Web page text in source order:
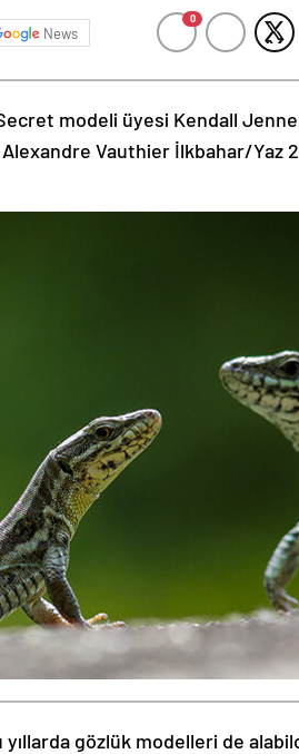
News
0
modeli üyesi Kendall
Alexandre Vauthier İlkbahar/Yaz
gözlük modelleri de